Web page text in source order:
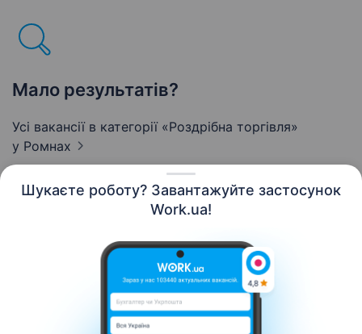
Шукаєте роботу? Завантажуйте застосунок
Work.ua!
Мало результатів?
Усі вакансії в категорії «Роздрібна торгівля»
у Ромнах